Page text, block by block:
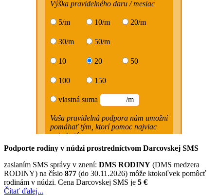
Podporte rodiny v núdzi prostredníctvom Darcovskej SMS
zaslaním SMS správy v znení: DMS RODINY (DMS medzera
RODINY) na číslo 877 (do 30.11.2026) môže ktokoľvek pomôcť
rodinám v núdzi. Cena Darcovskej SMS je 5 €
Čítať ďalej...